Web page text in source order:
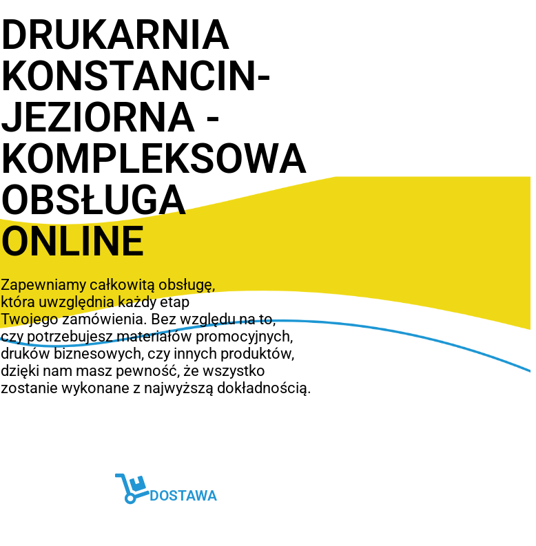
DRUKARNIA
KONSTANCIN-
JEZIORNA -
KOMPLEKSOWA
OBSŁUGA
ONLINE
Zapewniamy całkowitą obsługę,
która uwzględnia każdy etap
Twojego zamówienia. Bez względu na to,
czy potrzebujesz materiałów promocyjnych,
druków biznesowych, czy innych produktów,
dzięki nam masz pewność, że wszystko
zostanie wykonane z najwyższą dokładnością.
DOSTAWA